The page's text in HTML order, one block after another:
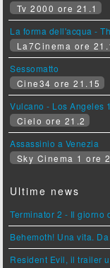
Tv 2000 ore 21.1
La forma dell'acqua -
La7Cinema ore
Sessomatto
Cine34 ore 21.15
Vulcano - Los Angeles
Cielo ore 21.2
Assassinio a Venezia
Sky Cinema 1 ore
Ultime news
Terminator 2 - Il
Behemoth! Una vita.
Resident Evil, il trailer